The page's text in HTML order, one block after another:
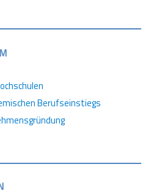
Berufseinstiegs